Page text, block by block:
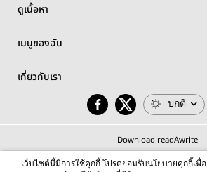
ดูเนื้อหา
เมนูของฉัน
เกี่ยวกับเรา
ปกติ
Download readAwrite
เว็บไซต์นี้มีการใช้คุกกี้ โปรดยอมรับนโยบายคุกกี้เพื่อ